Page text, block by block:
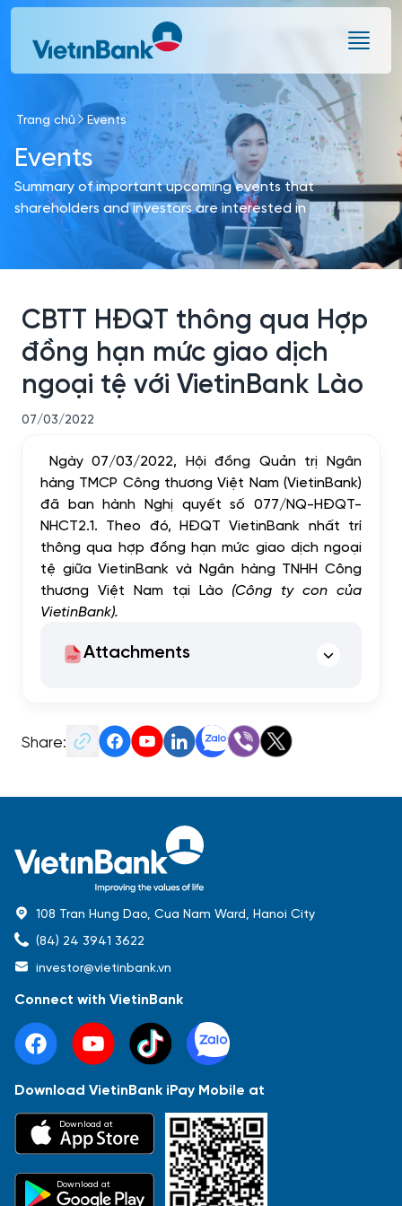
Skip to Main Content
Báo cáo tài chính Thông tin giao dịch
Sự kiện
Trang chủ Events
Events
Summary of important upcoming events that
shareholders and investors are interested in
CBTT HĐQT thông qua Hợp
đồng hạn mức giao dịch
ngoại tệ với VietinBank Lào
07/03/2022
Ngày 07/03/2022, Hội đồng Quản trị Ngân
hàng TMCP Công thương Việt Nam (VietinBank)
đã ban hành Nghị quyết số 077/NQ-HĐQT-
NHCT2.1. Theo đó, HĐQT VietinBank nhất trí
thông qua hợp đồng hạn mức giao dịch ngoại
tệ giữa VietinBank và Ngân hàng TNHH Công
thương Việt Nam tại Lào (Công ty con của
VietinBank).
Attachments
Share:
108 Tran Hung Dao, Cua Nam Ward, Hanoi City
(84) 24 3941 3622
investor@vietinbank.vn
Connect with VietinBank
Download VietinBank iPay Mobile at
Download at
Download at